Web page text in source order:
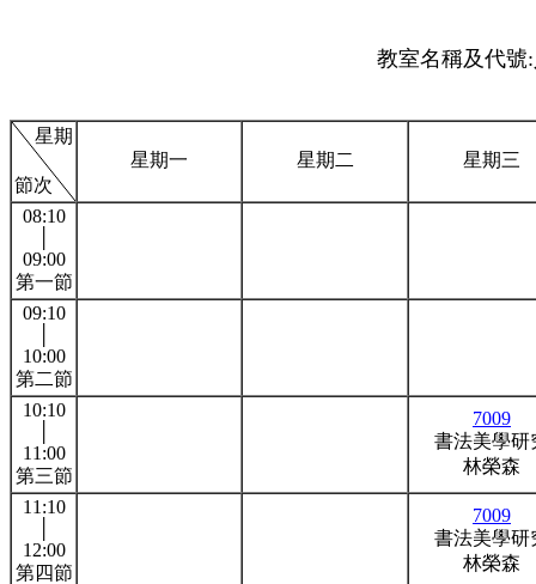
教室名稱及代號
星期
節次
星期一 星期二 星期三
08:10
09:00
第一節
09:10
10:00
第二節
10:10
11:00
第三節
7009
書法美學研
林榮森
11:10
12:00
第四節
7009
書法美學研
林榮森